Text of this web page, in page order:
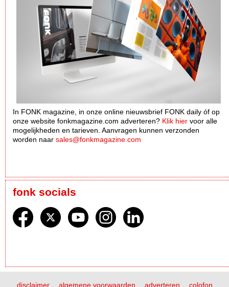
In FONK magazine, in onze online nieuwsbrief FONK daily óf op
onze website fonkmagazine.com adverteren? Klik hier voor alle
mogelijkheden en tarieven. Aanvragen kunnen verzonden
worden naar sales@fonkmagazine.com
fonk socials
disclaimer algemene voorwaarden adverteren colofon